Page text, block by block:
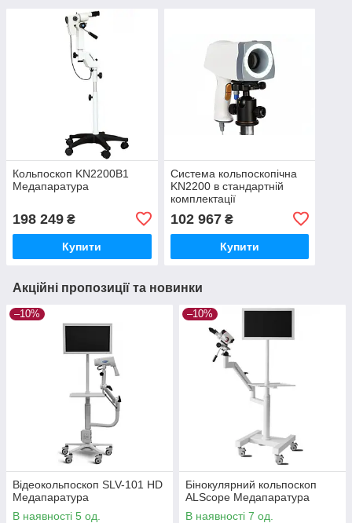
Кольпоскоп KN2200B1
Медапаратура
198 249 ₴
Купити
Система кольпоскопічна
KN2200 в стандартній
комплектації
102 967₴
Купити
Акційні пропозиції та новинки
–10%
Відеокольпоскоп SLV-101 HD
Медапаратура
В наявності 5 од.
–10%
Бінокулярний кольпоскоп
ALScope Медапаратура
В наявності 7 од.